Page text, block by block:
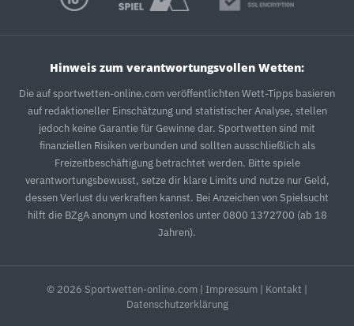
Hinweis zum verantwortungsvollen Wetten:
Die auf sportwetten-online.com veröffentlichten Wett-Tipps basieren
auf redaktioneller Einschätzung und statistischer Analyse, stellen
jedoch keine Garantie für Gewinne dar. Sportwetten sind mit
finanziellen Risiken verbunden und sollten ausschließlich als
Freizeitbeschäftigung betrachtet werden. Bitte spiele
verantwortungsbewusst, setze dir klare Limits und nutze nur Geld,
dessen Verlust du verkraften kannst. Bei Anzeichen von Spielsucht
hilft die BZgA anonym und kostenlos unter 0800 1372700 (ab 18
Jahren).
© 2026 Sportwetten-online.com | Impressum | Kontakt |
Datenschutzerklärung